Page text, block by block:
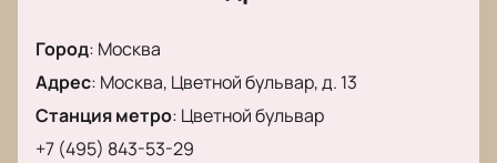
посетить шоу всей семьёй.
Город: Москва
Адрес: Москва, Цветной бульвар, д. 13
Станция метро: Цветной бульвар
+7 (495) 843-53-29